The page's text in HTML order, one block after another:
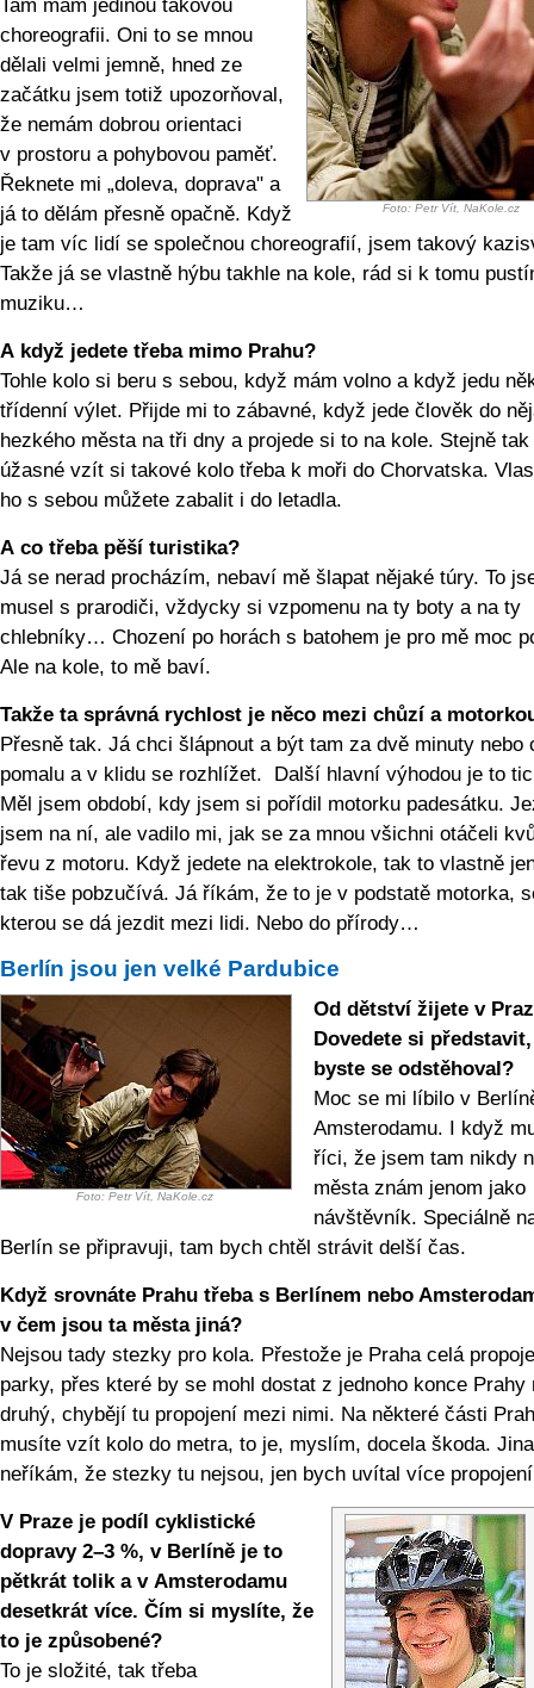
Foto: Petr Vít, NaKole.cz
Tam mám jedinou takovou
choreografii. Oni to se mnou
dělali velmi jemně, hned ze
začátku jsem totiž upozorňoval,
že nemám dobrou orientaci
v prostoru a pohybovou paměť.
Řeknete mi „doleva, doprava" a
já to dělám přesně opačně. Když
je tam víc lidí se společnou choreografií, jsem takový
Takže já se vlastně hýbu takhle na kole, rád si k tomu
muziku…
A když jedete třeba mimo Prahu?
Tohle kolo si beru s sebou, když mám volno a když jedu
třídenní výlet. Přijde mi to zábavné, když jede člověk do
hezkého města na tři dny a projede si to na kole. Stejně tak
úžasné vzít si takové kolo třeba k moři do Chorvatska.
ho s sebou můžete zabalit i do letadla.
A co třeba pěší turistika?
Já se nerad procházím, nebaví mě šlapat nějaké túry. To
musel s prarodiči, vždycky si vzpomenu na ty boty a na ty
chlebníky… Chození po horách s batohem je pro mě moc
Ale na kole, to mě baví.
Takže ta správná rychlost je něco mezi chůzí a
Přesně tak. Já chci šlápnout a být tam za dvě minuty nebo
pomalu a v klidu se rozhlížet. Další hlavní výhodou je to
Měl jsem období, kdy jsem si pořídil motorku padesátku.
jsem na ní, ale vadilo mi, jak se za mnou všichni otáčeli
řevu z motoru. Když jedete na elektrokole, tak to vlastně
tak tiše pobzučívá. Já říkám, že to je v podstatě motorka,
kterou se dá jezdit mezi lidi. Nebo do přírody…
Berlín jsou jen velké Pardubice
Foto: Petr Vít, NaKole.cz
Od dětství žijete v
Dovedete si
byste se odstěhoval?
Moc se mi líbilo v
Amsterodamu. I když
říci, že jsem tam nikdy
města znám jenom jako
návštěvník. Speciálně
Berlín se připravuji, tam bych chtěl strávit delší čas.
Když srovnáte Prahu třeba s Berlínem nebo
v čem jsou ta města jiná?
Nejsou tady stezky pro kola. Přestože je Praha celá
parky, přes které by se mohl dostat z jednoho konce Prahy
druhý, chybějí tu propojení mezi nimi. Na některé části
musíte vzít kolo do metra, to je, myslím, docela škoda.
neříkám, že stezky tu nejsou, jen bych uvítal více
V Praze je podíl cyklistické
dopravy 2–3 %, v Berlíně je to
pětkrát tolik a v Amsterodamu
desetkrát více. Čím si myslíte, že
to je způsobené?
To je složité, tak třeba